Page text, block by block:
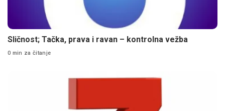
Sličnost; Tačka, prava i ravan – kontrolna vežba
0 min za čitanje